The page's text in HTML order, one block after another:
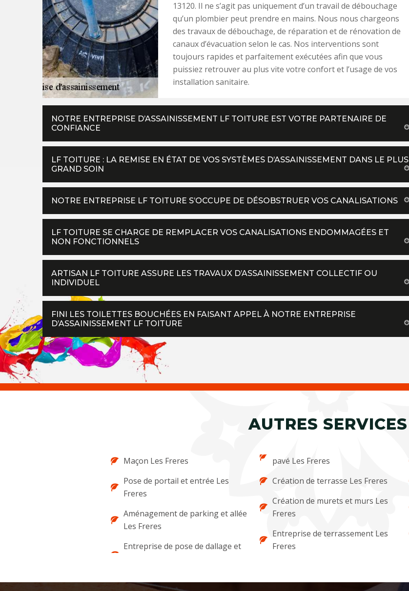
13120. Il ne s’agit pas uniquement d’un travail de débouchage
qu’un plombier peut prendre en mains. Nous nous chargeons
des travaux de débouchage, de réparation et de rénovation de
canaux d’évacuation selon le cas. Nos interventions sont
toujours rapides et parfaitement exécutées afin que vous
puissiez retrouver au plus vite votre confort et l’usage de vos
installation sanitaire.
NOTRE ENTREPRISE D’ASSAINISSEMENT LF TOITURE EST VOTRE PARTENAIRE DE
CONFIANCE
LF TOITURE : LA REMISE EN ÉTAT DE VOS SYSTÈMES D’ASSAINISSEMENT DANS LE PLUS
GRAND SOIN
NOTRE ENTREPRISE LF TOITURE S’OCCUPE DE DÉSOBSTRUER VOS CANALISATIONS
LF TOITURE SE CHARGE DE REMPLACER VOS CANALISATIONS ENDOMMAGÉES ET
NON FONCTIONNELS
ARTISAN LF TOITURE ASSURE LES TRAVAUX D’ASSAINISSEMENT COLLECTIF OU
INDIVIDUEL
FINI LES TOILETTES BOUCHÉES EN FAISANT APPEL À NOTRE ENTREPRISE
D’ASSAINISSEMENT LF TOITURE
AUTRES SERVICES
Maçon Les Freres
Pose de portail et entrée Les
Freres
Aménagement de parking et allée
Les Freres
Entreprise de pose de dallage et
pavé Les Freres
Création de terrasse Les Freres
Création de murets et murs Les
Freres
Entreprise de terrassement Les
Freres